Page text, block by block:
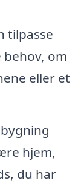
tilpasse
om
eller et
hjem,
du har